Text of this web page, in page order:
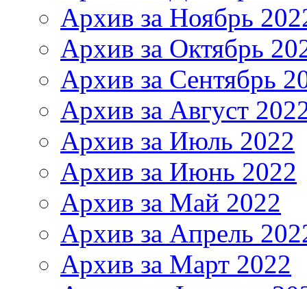
Архив за Ноябрь
Архив за Октябрь
Архив за Сентябрь
Архив за Август
Архив за Июль 2022
Архив за Июнь 2022
Архив за Май 2022
Архив за Апрель
Архив за Март 2022